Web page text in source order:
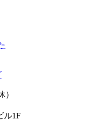
）
ル1F